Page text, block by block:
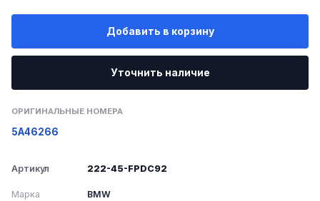
Добавить в корзину
Уточнить наличие
ОРИГИНАЛЬНЫЕ НОМЕРА
5A46266
Артикул 222-45-FPDC92
Марка BMW